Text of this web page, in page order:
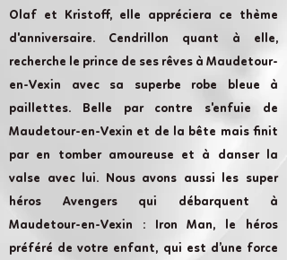
Olaf et Kristoff, elle appréciera ce thème
d'anniversaire. Cendrillon quant à elle,
recherche le prince de ses rêves à Maudetour-
en-Vexin avec sa superbe robe bleue à
paillettes. Belle par contre s'enfuie de
Maudetour-en-Vexin et de la bête mais finit
par en tomber amoureuse et à danser la
valse avec lui. Nous avons aussi les super
héros Avengers qui débarquent à
Maudetour-en-Vexin : Iron Man, le héros
préféré de votre enfant, qui est d’une force